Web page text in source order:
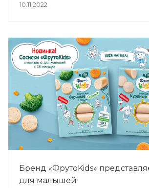
10.11.2022
Бренд «ФрутоKids»
для малышей